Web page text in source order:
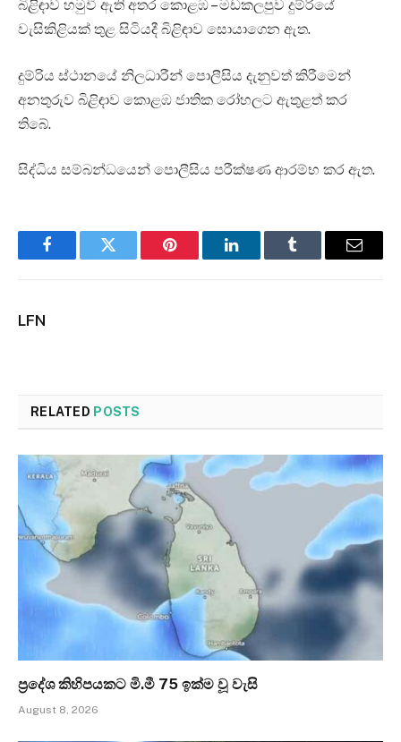
බිළිඳාව හමුවී ඇති අතර කොළඹ – මඩකලපුව දුම්රියේ
වැසිකිළියක් තුළ සිටියදී බිළිඳාව සොයාගෙන ඇත.
දුම්රිය ස්ථානයේ නිලධාරීන් පොලීසිය දැනුවත් කිරීමෙන්
අනතුරුව බිළිඳාව කොළඹ ජාතික රෝහලට ඇතුළත් කර
තිබේ.
සිද්ධිය සම්බන්ධයෙන් පොලීසිය පරීක්ෂණ ආරම්භ කර ඇත.
FacebookTwitter Pinterest LinkedInTumblr Email
LFN
RELATED POSTS
ප්‍රදේශ කිහිපයකට මි.මී 75 ඉක්ම වූ වැසි
August 8, 2026